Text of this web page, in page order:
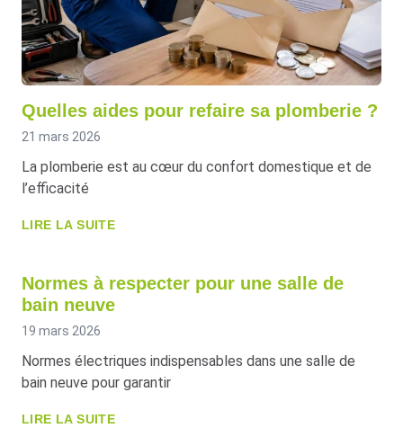
Quelles aides pour refaire sa plomberie ?
21 mars 2026
La plomberie est au cœur du confort domestique et de
l’efficacité
LIRE LA SUITE
Normes à respecter pour une salle de
bain neuve
19 mars 2026
Normes électriques indispensables dans une salle de
bain neuve pour garantir
LIRE LA SUITE